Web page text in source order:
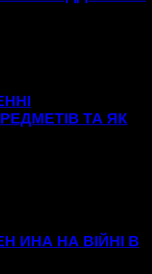
ТА ЯК
ИНА НА ВІЙНІ В